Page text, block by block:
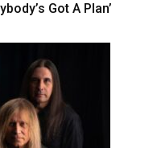
Got A Plan’